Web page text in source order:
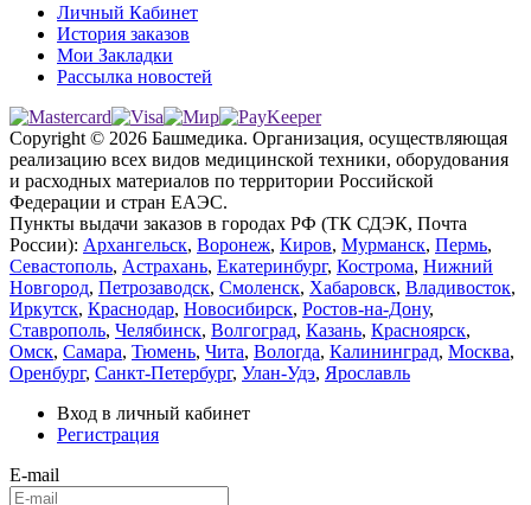
Личный Кабинет
История заказов
Мои Закладки
Рассылка новостей
Copyright © 2026 Башмедика. Организация, осуществляющая
реализацию всех видов медицинской техники, оборудования
и расходных материалов по территории Российской
Федерации и стран ЕАЭС.
Пункты выдачи заказов в городах РФ (ТК СДЭК, Почта
России): Архангельск, Воронеж, Киров, Мурманск, Пермь,
Севастополь, Астрахань, Екатеринбург, Кострома, Нижний
Новгород, Петрозаводск, Смоленск, Хабаровск, Владивосток,
Иркутск, Краснодар, Новосибирск, Ростов-на-Дону,
Ставрополь, Челябинск, Волгоград, Казань, Красноярск,
Омск, Самара, Тюмень, Чита, Вологда, Калининград, Москва,
Оренбург, Санкт-Петербург, Улан-Удэ, Ярославль
Вход в личный кабинет
Регистрация
E-mail